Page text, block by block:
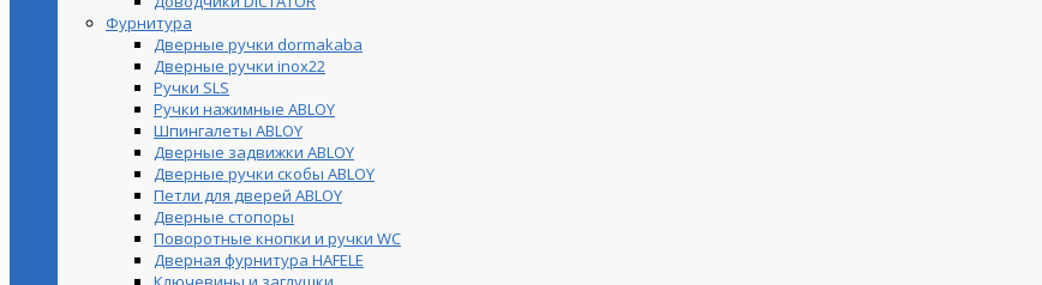
Фурнитура
Дверные ручки dormakaba
Дверные ручки inox22
Ручки SLS
Ручки нажимные ABLOY
Шпингалеты ABLOY
Дверные задвижки ABLOY
Дверные ручки скобы ABLOY
Петли для дверей ABLOY
Дверные стопоры
Поворотные кнопки и ручки WC
Дверная фурнитура HAFELE